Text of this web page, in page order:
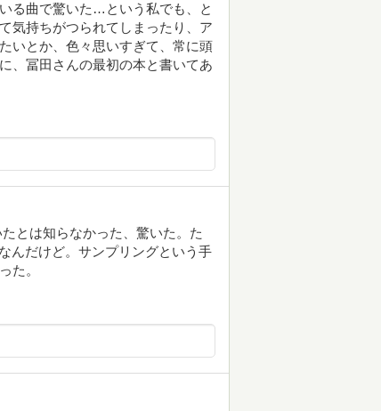
る曲で驚いた…という私でも、と
気持ちがつられてしまったり、ア
いとか、色々思いすぎて、常に頭
、冨田さんの最初の本と書いてあ
とは知らなかった、驚いた。た
んだけど。サンプリングという手
た。